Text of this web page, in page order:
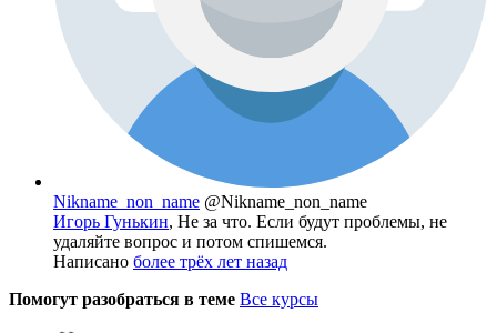
Nikname_non_name @Nikname_non_name
Игорь Гунькин, Не за что. Если будут проблемы, не
удаляйте вопрос и потом спишемся.
Написано более трёх лет назад
Помогут разобраться в теме Все курсы